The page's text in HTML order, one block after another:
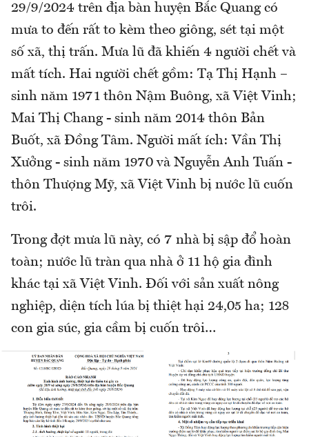
29/9/2024 trên địa bàn huyện Bắc Quang có
mưa to đến rất to kèm theo giông, sét tại một
số xã, thị trấn. Mưa lũ đã khiến 4 người chết và
mất tích. Hai người chết gồm: Tạ Thị Hạnh –
sinh năm 1971 thôn Nậm Buông, xã Việt Vinh;
Mai Thị Chang - sinh năm 2014 thôn Bản
Buốt, xã Đồng Tâm. Người mất ích: Vần Thị
Xưởng - sinh năm 1970 và Nguyễn Anh Tuấn -
thôn Thượng Mỹ, xã Việt Vinh bị nước lũ cuốn
trôi.
Trong đợt mưa lũ này, có 7 nhà bị sập đổ hoàn
toàn; nước lũ tràn qua nhà ở 11 hộ gia đình
khác tại xã Việt Vinh. Đối với sản xuất nông
nghiệp, diện tích lúa bị thiệt hại 24,05 ha; 128
con gia súc, gia cầm bị cuốn trôi…